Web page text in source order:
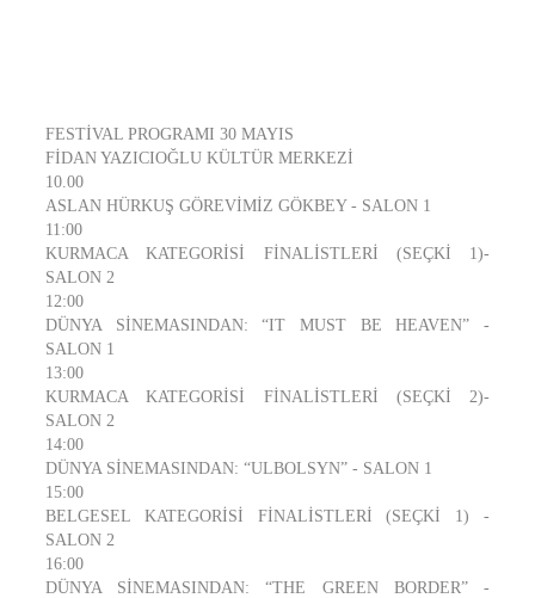
FESTİVAL PROGRAMI 30 MAYIS
FİDAN YAZICIOĞLU KÜLTÜR MERKEZİ
10.00
ASLAN HÜRKUŞ GÖREVİMİZ GÖKBEY - SALON 1
11:00
KURMACA KATEGORİSİ FİNALİSTLERİ (SEÇKİ 1)-
SALON 2
12:00
DÜNYA SİNEMASINDAN: “IT MUST BE HEAVEN” -
SALON 1
13:00
KURMACA KATEGORİSİ FİNALİSTLERİ (SEÇKİ 2)-
SALON 2
14:00
DÜNYA SİNEMASINDAN: “ULBOLSYN” - SALON 1
15:00
BELGESEL KATEGORİSİ FİNALİSTLERİ (SEÇKİ 1) -
SALON 2
16:00
DÜNYA SİNEMASINDAN: “THE GREEN BORDER” -